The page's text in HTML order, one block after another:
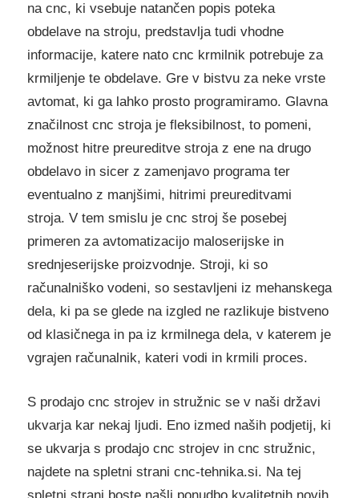
na cnc, ki vsebuje natančen popis poteka
obdelave na stroju, predstavlja tudi vhodne
informacije, katere nato cnc krmilnik potrebuje za
krmiljenje te obdelave. Gre v bistvu za neke vrste
avtomat, ki ga lahko prosto programiramo. Glavna
značilnost cnc stroja je fleksibilnost, to pomeni,
možnost hitre preureditve stroja z ene na drugo
obdelavo in sicer z zamenjavo programa ter
eventualno z manjšimi, hitrimi preureditvami
stroja. V tem smislu je cnc stroj še posebej
primeren za avtomatizacijo maloserijske in
srednjeserijske proizvodnje. Stroji, ki so
računalniško vodeni, so sestavljeni iz mehanskega
dela, ki pa se glede na izgled ne razlikuje bistveno
od klasičnega in pa iz krmilnega dela, v katerem je
vgrajen računalnik, kateri vodi in krmili proces.
S prodajo cnc strojev in stružnic se v naši državi
ukvarja kar nekaj ljudi. Eno izmed naših podjetij, ki
se ukvarja s prodajo cnc strojev in cnc stružnic,
najdete na spletni strani cnc-tehnika.si. Na tej